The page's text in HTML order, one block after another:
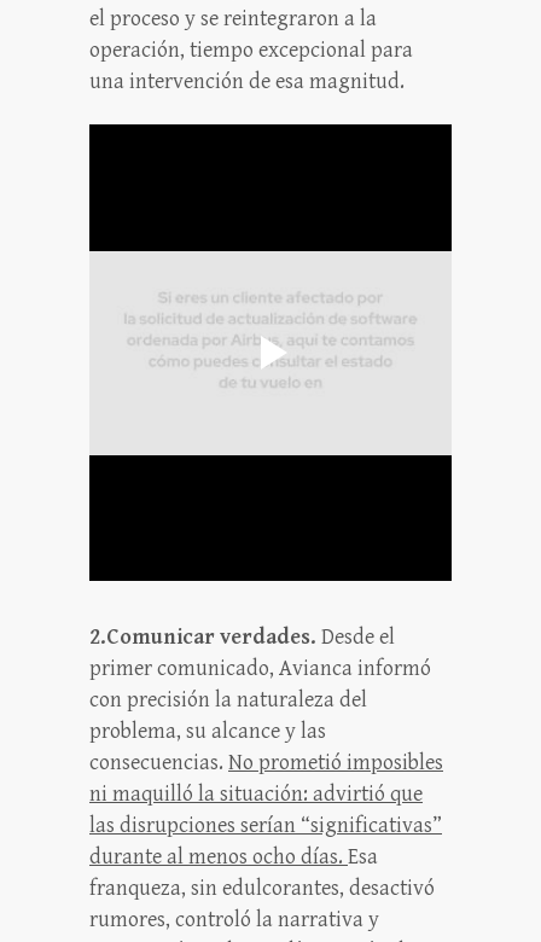
el proceso y se reintegraron a la
operación, tiempo excepcional para
una intervención de esa magnitud.
2.Comunicar verdades. Desde el
primer comunicado, Avianca informó
con precisión la naturaleza del
problema, su alcance y las
consecuencias. No prometió imposibles
ni maquilló la situación: advirtió que
las disrupciones serían “significativas”
durante al menos ocho días. Esa
franqueza, sin edulcorantes, desactivó
rumores, controló la narrativa y